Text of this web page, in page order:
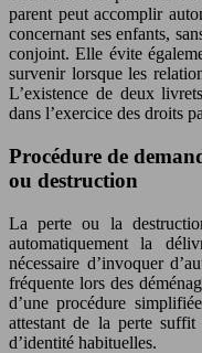
parent peut accomplir
concernant ses enfants,
conjoint. Elle évite
survenir lorsque les
L’existence de deux
dans l’exercice des droits
Procédure de
ou destruction
La perte ou la
automatiquement la
nécessaire d’invoquer
fréquente lors des
d’une procédure
attestant de la perte suffit
d’identité habituelles.